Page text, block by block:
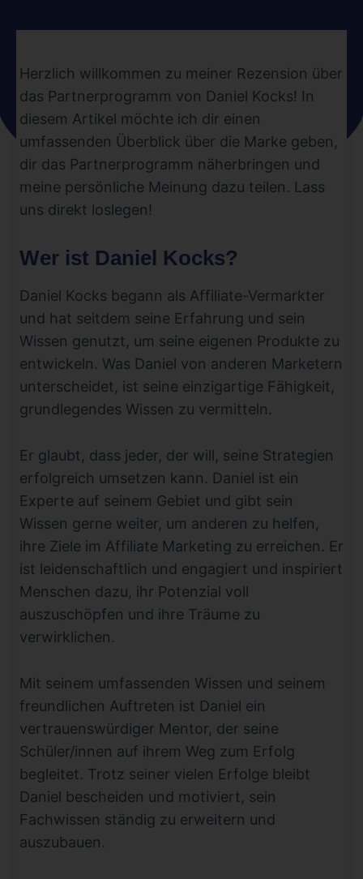
Herzlich willkommen zu meiner Rezension über
das Partnerprogramm von Daniel Kocks! In
diesem Artikel möchte ich dir einen
umfassenden Überblick über die Marke geben,
dir das Partnerprogramm näherbringen und
meine persönliche Meinung dazu teilen. Lass
uns direkt loslegen!
Wer ist Daniel Kocks?
Daniel Kocks begann als Affiliate-Vermarkter
und hat seitdem seine Erfahrung und sein
Wissen genutzt, um seine eigenen Produkte zu
entwickeln. Was Daniel von anderen Marketern
unterscheidet, ist seine einzigartige Fähigkeit,
grundlegendes Wissen zu vermitteln.
Er glaubt, dass jeder, der will, seine Strategien
erfolgreich umsetzen kann. Daniel ist ein
Experte auf seinem Gebiet und gibt sein
Wissen gerne weiter, um anderen zu helfen,
ihre Ziele im Affiliate Marketing zu erreichen. Er
ist leidenschaftlich und engagiert und inspiriert
Menschen dazu, ihr Potenzial voll
auszuschöpfen und ihre Träume zu
verwirklichen.
Mit seinem umfassenden Wissen und seinem
freundlichen Auftreten ist Daniel ein
vertrauenswürdiger Mentor, der seine
Schüler/innen auf ihrem Weg zum Erfolg
begleitet. Trotz seiner vielen Erfolge bleibt
Daniel bescheiden und motiviert, sein
Fachwissen ständig zu erweitern und
auszubauen.